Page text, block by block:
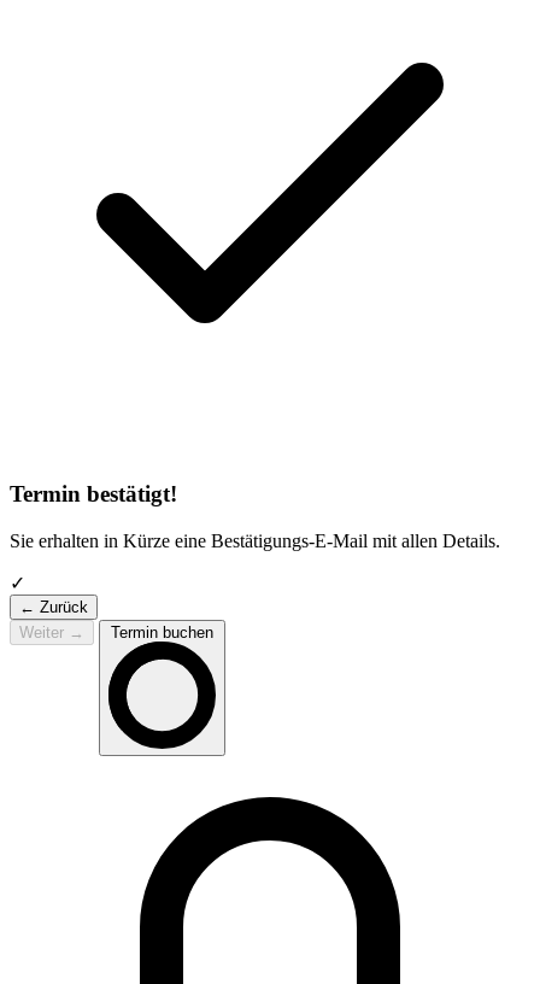
Termin bestätigt!
Sie erhalten in Kürze eine Bestätigungs-E-Mail mit allen Details.
✓
← Zurück
Weiter → Termin buchen